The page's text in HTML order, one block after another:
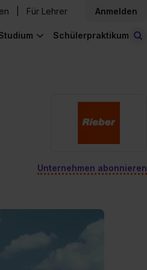
Für Lehrer Anmelden
Schülerpraktikum
Unternehmen abonnieren